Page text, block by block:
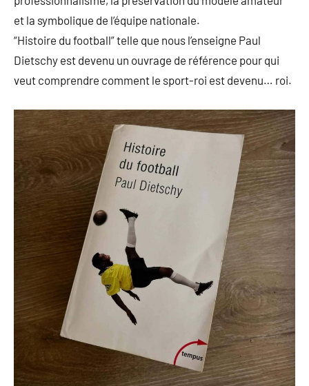
et la symbolique de l’équipe nationale.
“Histoire du football” telle que nous l’enseigne Paul
Dietschy est devenu un ouvrage de référence pour qui
veut comprendre comment le sport-roi est devenu… roi.